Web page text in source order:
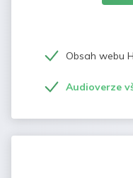
Obsah webu
Audioverze